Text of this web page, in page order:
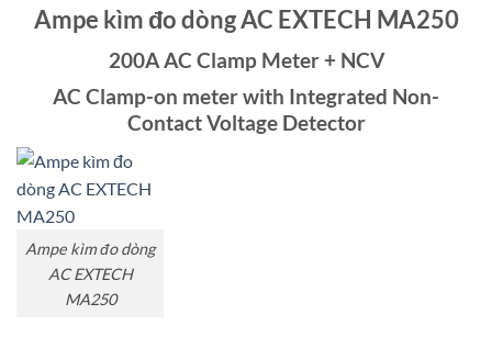
Ampe kìm đo dòng AC EXTECH MA250
200A AC Clamp Meter + NCV
AC Clamp-on meter with Integrated Non-
Contact Voltage Detector
Ampe kìm đo dòng
AC EXTECH
MA250